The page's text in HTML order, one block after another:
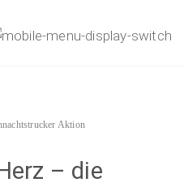
Aktion
– die